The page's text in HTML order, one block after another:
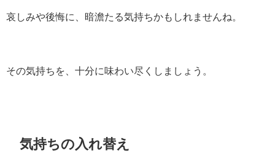
哀しみや後悔に、暗澹たる気持ちかもしれませんね。
その気持ちを、十分に味わい尽くしましょう。
気持ちの入れ替え